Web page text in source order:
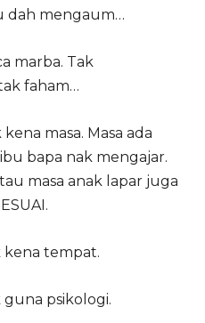
dah mengaum…
marba. Tak
faham…
masa. Masa ada
bapa nak mengajar.
masa anak lapar juga
kena tempat.
psikologi.